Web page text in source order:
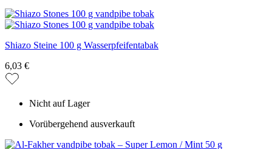
Shiazo Steine 100 g Wasserpfeifentabak
6,03 €
Nicht auf Lager
Vorübergehend ausverkauft